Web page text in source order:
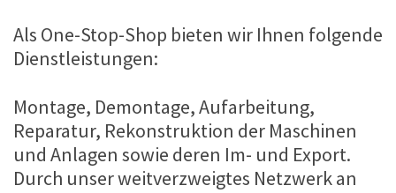
Als One-Stop-Shop bieten wir Ihnen folgende
Dienstleistungen:
Montage, Demontage, Aufarbeitung,
Reparatur, Rekonstruktion der Maschinen
und Anlagen sowie deren Im- und Export.
Durch unser weitverzweigtes Netzwerk an